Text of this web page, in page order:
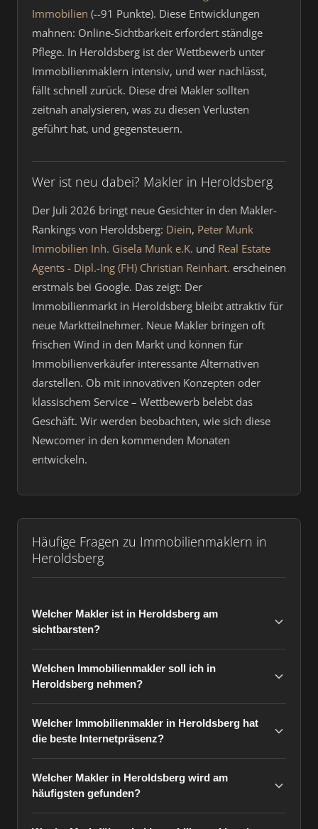
Immobilien (--91 Punkte). Diese Entwicklungen
mahnen: Online-Sichtbarkeit erfordert ständige
Pflege. In Heroldsberg ist der Wettbewerb unter
Immobilienmaklern intensiv, und wer nachlässt,
fällt schnell zurück. Diese drei Makler sollten
zeitnah analysieren, was zu diesen Verlusten
geführt hat, und gegensteuern.
Wer ist neu dabei? Makler in Heroldsberg
Der Juli 2026 bringt neue Gesichter in den Makler-
Rankings von Heroldsberg: Diein, Peter Munk
Immobilien Inh. Gisela Munk e.K. und Real Estate
Agents - Dipl.-Ing (FH) Christian Reinhart. erscheinen
erstmals bei Google. Das zeigt: Der
Immobilienmarkt in Heroldsberg bleibt attraktiv für
neue Marktteilnehmer. Neue Makler bringen oft
frischen Wind in den Markt und können für
Immobilienverkäufer interessante Alternativen
darstellen. Ob mit innovativen Konzepten oder
klassischem Service – Wettbewerb belebt das
Geschäft. Wir werden beobachten, wie sich diese
Newcomer in den kommenden Monaten
entwickeln.
Häufige Fragen zu Immobilienmaklern in
Heroldsberg
Welcher Makler ist in Heroldsberg am
sichtbarsten?
Welchen Immobilienmakler soll ich in
Heroldsberg nehmen?
Welcher Immobilienmakler in Heroldsberg hat
die beste Internetpräsenz?
Welcher Makler in Heroldsberg wird am
häufigsten gefunden?